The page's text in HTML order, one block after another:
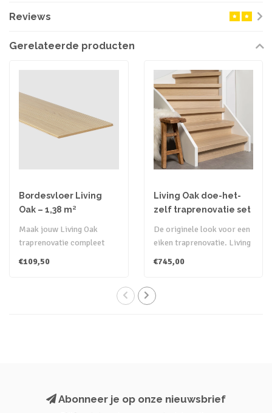
Reviews
Gerelateerde producten
Bordesvloer Living
Oak – 1,38 m²
Maak jouw Living Oak
traprenovatie compleet
met een naturel eiken
laminaatvloer ..
€109,50
Living Oak doe-het-
zelf traprenovatie set
De originele look voor een
eiken traprenovatie. Living
Oak is een toevoeging aan..
€745,00
Abonneer je op onze nieuwsbrief